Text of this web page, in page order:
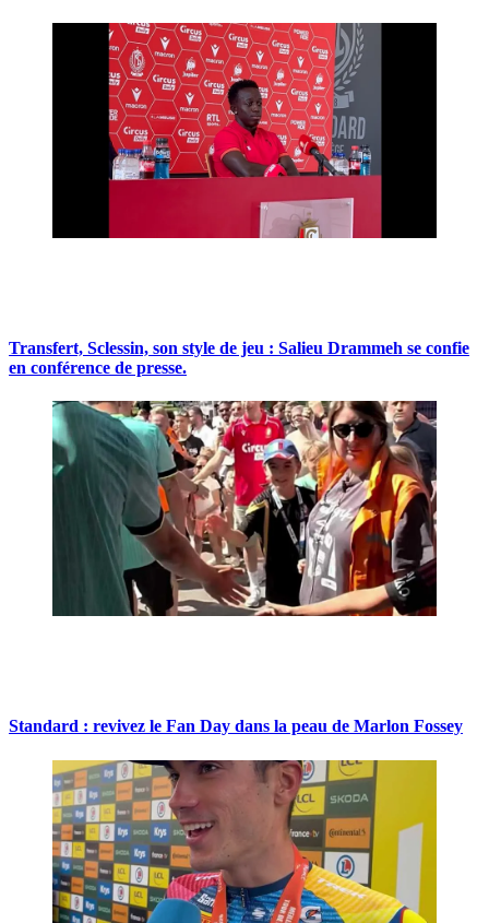
Transfert, Sclessin, son style de jeu : Salieu Drammeh se confie
en conférence de presse.
Standard : revivez le Fan Day dans la peau de Marlon Fossey